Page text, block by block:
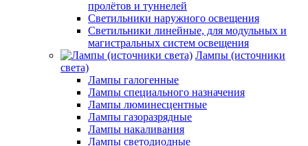
пролётов и туннелей
Светильники наружного освещения
Светильники линейные, для модульных и
магистральных систем освещения
Лампы (источники
света)
Лампы галогенные
Лампы специального назначения
Лампы люминесцентные
Лампы газоразрядные
Лампы накаливания
Лампы светодиодные